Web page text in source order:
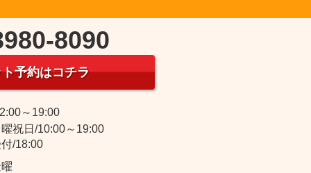
8090
予約はコチラ
～19:00
祝日/10:00～19:00
/18:00